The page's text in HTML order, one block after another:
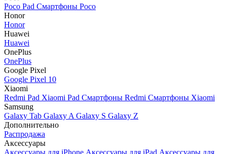
Poco Pad Смартфоны Poco
Honor
Honor
Huawei
Huawei
OnePlus
OnePlus
Google Pixel
Google Pixel 10
Xiaomi
Redmi Pad Xiaomi Pad Смартфоны Redmi Смартфоны Xiaomi
Samsung
Galaxy Tab Galaxy A Galaxy S Galaxy Z
Дополнительно
Распродажа
Аксессуары
Аксессуары для iPhone Аксессуары для iPad Аксессуары для